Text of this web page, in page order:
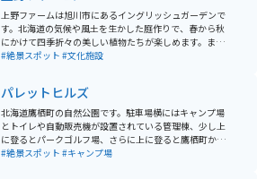
上野ファームは旭川市にあるイングリッシュガーデンで
す。北海道の気候や風土を生かした庭作りで、春から秋
にかけて四季折々の美しい植物たちが楽しめます。ま
た、売店では地元の酪農家が生産した牛乳を使ったスイ
#絶景スポット #文化施設
パレットヒルズ
北海道鷹栖町の自然公園です。駐車場横にはキャンプ場
とトイレや自動販売機が設置されている管理棟、少し上
に登るとパークゴルフ場、さらに上に登ると鷹栖町から
大雪山を一望できる展望台があり、いろいろな楽しみ方
#絶景スポット #キャンプ場